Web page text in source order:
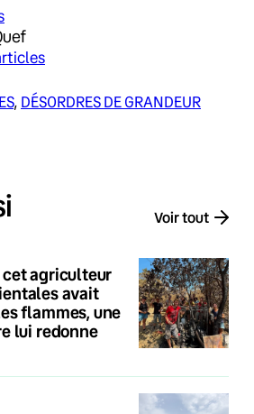
, DÉSORDRES DE GRANDEUR
Voir tout
cet agriculteur
avait
flammes, une
lui redonne